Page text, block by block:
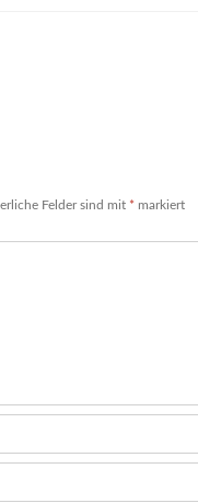
Felder sind mit * markiert